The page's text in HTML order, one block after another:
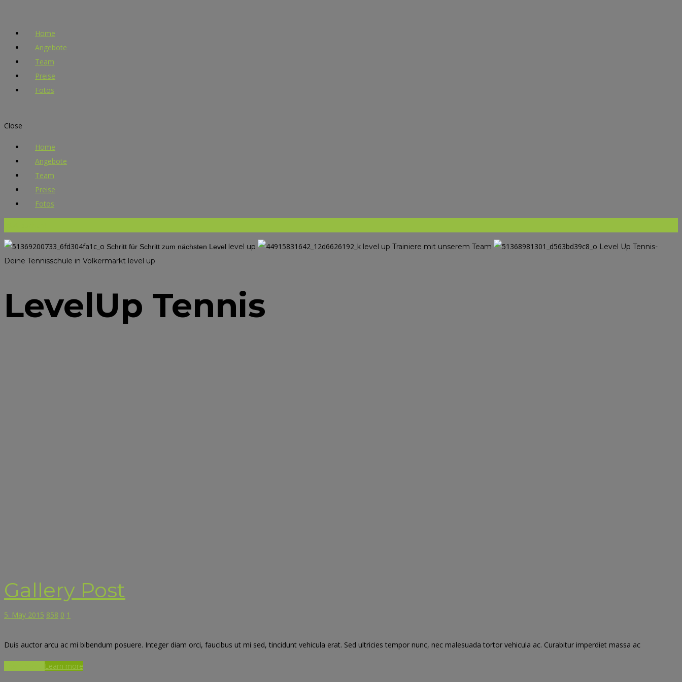
Home
Angebote
Team
Preise
Fotos
Close
Home
Angebote
Team
Preise
Fotos
Schritt für Schritt zum nächsten Level level up level up Trainiere mit unserem Team
Level Up Tennis-
Deine Tennisschule in Völkermarkt level up
LevelUp Tennis
Gallery Post
5. May 2015 858 0 1
Duis auctor arcu ac mi bibendum posuere. Integer diam orci, faucibus ut mi sed, tincidunt vehicula erat. Sed ultricies tempor nunc, nec malesuada tortor vehicula ac. Curabitur imperdiet massa ac
Learn more